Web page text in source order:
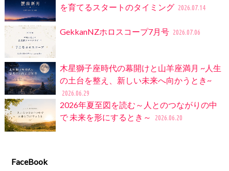
を育てるスタートのタイミング 2026.07.14
GekkanNZホロスコープ7月号 2026.07.06
木星獅子座時代の幕開けと山羊座満月 ~人生
の土台を整え、新しい未来へ向かうとき~
2026.06.29
2026年夏至図を読む～人とのつながりの中
で 未来を形にするとき～
2026.06.20
FaceBook